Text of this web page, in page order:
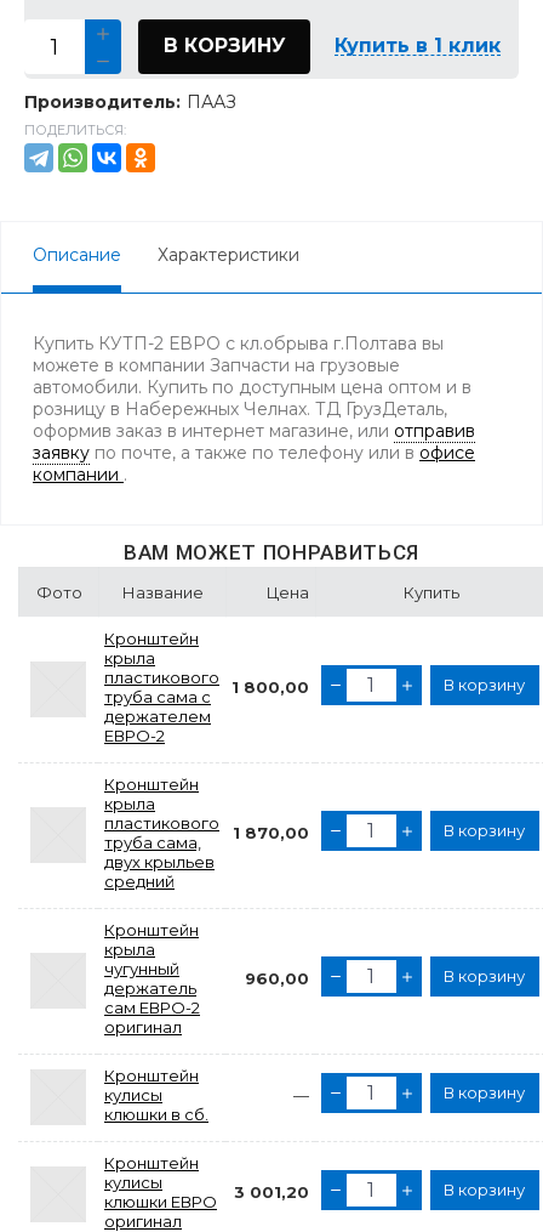
В КОРЗИНУ Купить в 1 клик
Производитель: ПААЗ
ПОДЕЛИТЬСЯ:
Описание Характеристики
Купить КУТП-2 ЕВРО с кл.обрыва г.Полтава вы
можете в компании Запчасти на грузовые
автомобили. Купить по доступным цена оптом и в
розницу в Набережных Челнах. ТД ГрузДеталь,
оформив заказ в интернет магазине, или отправив
заявку по почте, а также по телефону или в офисе
компании .
ВАМ МОЖЕТ ПОНРАВИТЬСЯ
Фото Название Цена Купить
Кронштейн
крыла
пластикового
труба сама с
держателем
ЕВРО-2
1 800,00 В корзину
Кронштейн
крыла
пластикового
труба сама,
двух крыльев
средний
1 870,00 В корзину
Кронштейн
крыла
чугунный
держатель
сам ЕВРО-2
оригинал
960,00 В корзину
Кронштейн
кулисы
клюшки в сб.
— В корзину
Кронштейн
кулисы
клюшки ЕВРО
оригинал
3 001,20 В корзину